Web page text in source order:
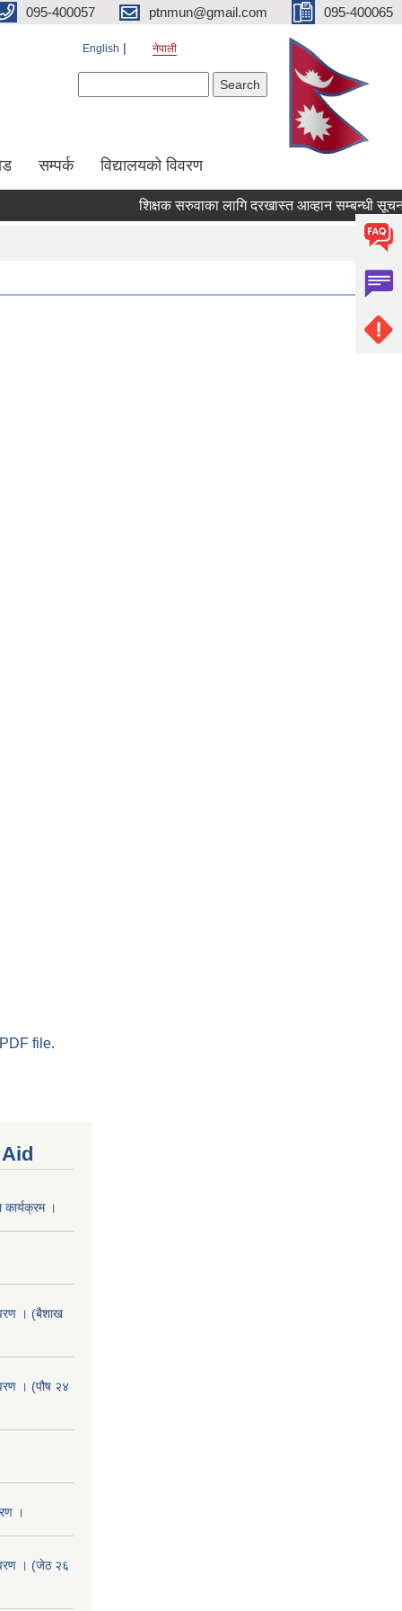
095-400057 ptnmun@gmail.com 095-400065
English नेपाली
सम्पर्क विद्यालयको विवरण
शिक्षक सरुवाका लागि दरखास्त आव्हान सम्बन्धी सूचना ।
file.
।
। (बैशाख
। (पौष २४
।
। (जेठ २६